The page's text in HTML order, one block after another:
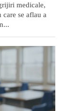
medicale,
se aflau a